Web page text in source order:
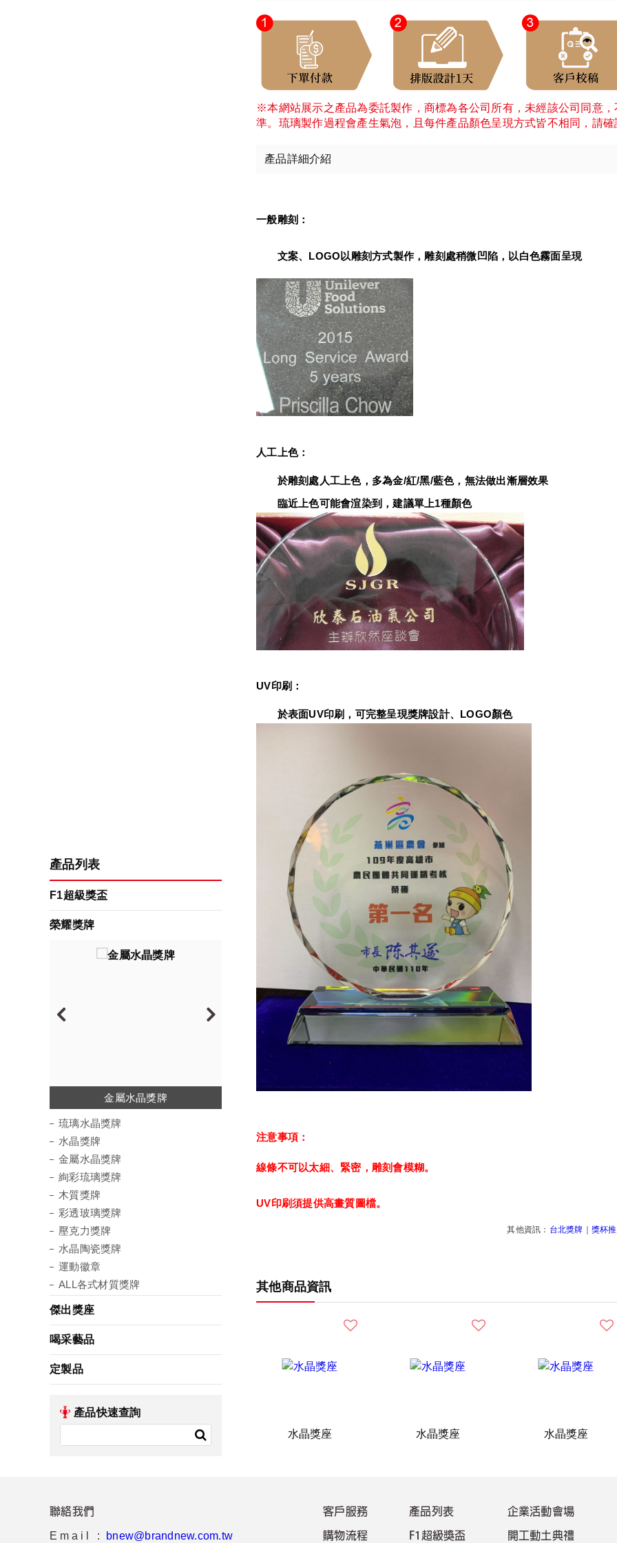
產品列表
F1超級獎盃
榮耀獎牌
琉璃水晶獎牌
水晶獎牌
金屬水晶獎牌
絢彩琉璃獎牌
木質獎牌
彩透玻璃獎牌
壓克力獎牌
水晶陶瓷獎牌
運動徽章
琉璃水晶獎牌
水晶獎牌
金屬水晶獎牌
絢彩琉璃獎牌
木質獎牌
彩透玻璃獎牌
壓克力獎牌
水晶陶瓷獎牌
運動徽章
ALL各式材質獎牌
傑出獎座
喝采藝品
定製品
產品快速查詢
※本網站展示之產品為委託製作，商標為各公司所有，未經該公司同意
準。琉璃製作過程會產生氣泡，且每件產品顏色呈現方式皆不相同，請
產品詳細介紹
一般雕刻：
文案、LOGO以雕刻方式製作，雕刻處稍微凹陷，以白色霧面呈現
人工上色：
於雕刻處人工上色，多為金/紅/黑/藍色，無法做出漸層效果
臨近上色可能會渲染到，建議單上1種顏色
UV印刷：
於表面UV印刷，可完整呈現獎牌設計、LOGO顏色
注意事項：
線條不可以太細、緊密，雕刻會模糊。
UV印刷須提供高畫質圖檔。
其他資訊： 台北獎牌 獎杯
其他商品資訊
水晶獎座 水晶獎座 水晶獎座
聯絡我們
Email : bnew@brandnew.com.tw
客戶服務
購物流程
產品列表
F1超級獎盃
企業活動會場
開工動土典禮